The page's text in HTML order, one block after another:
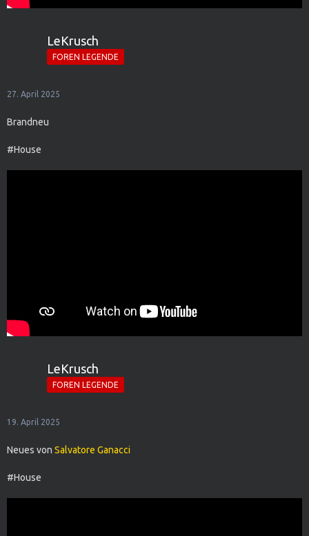
LeKrusch
FOREN LEGENDE
27. April 2025
Brandneu
#House
LeKrusch
FOREN LEGENDE
19. April 2025
Neues von Salvatore Ganacci
#House